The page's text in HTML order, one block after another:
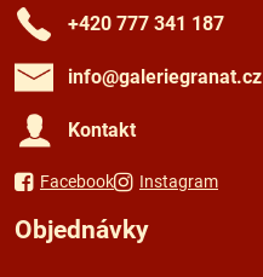
+420 777 341 187
info​@galeriegranat​.cz
Kontakt
Facebook Instagram
Objednávky